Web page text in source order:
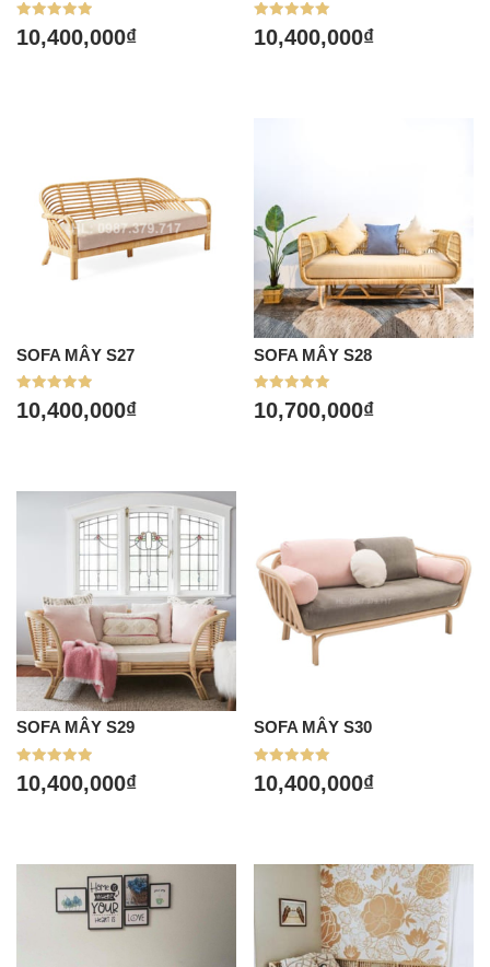
Được xếp
hạng
10,400,000₫
Được xếp
hạng
10,400,000₫
SOFA MÂY S27
Được xếp
hạng
10,400,000₫
SOFA MÂY S28
Được xếp
hạng
10,700,000₫
SOFA MÂY S29
Được xếp
hạng
10,400,000₫
SOFA MÂY S30
Được xếp
hạng
10,400,000₫